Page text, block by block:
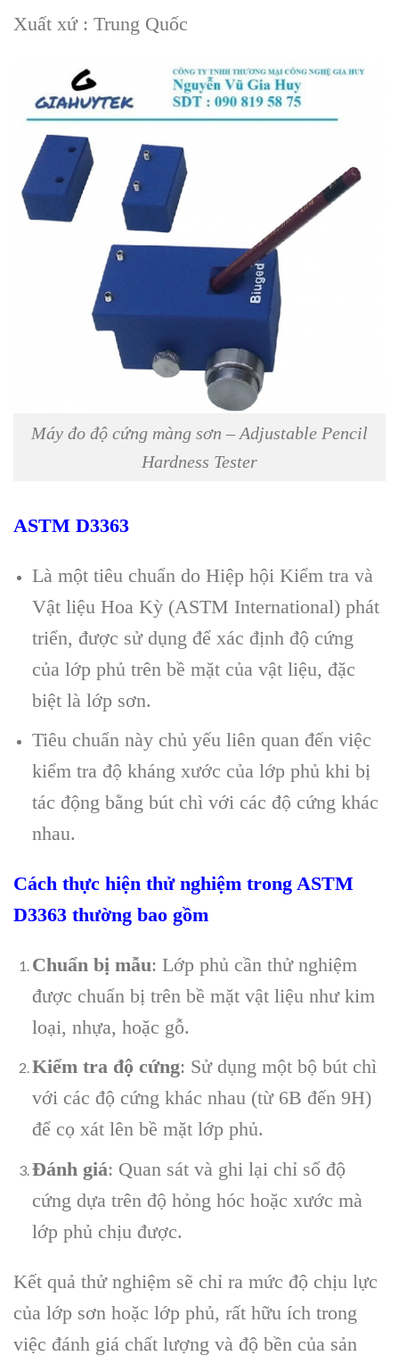
Xuất xứ : Trung Quốc
Máy đo độ cứng màng sơn – Adjustable Pencil
Hardness Tester
ASTM D3363
Là một tiêu chuẩn do Hiệp hội Kiểm tra và
Vật liệu Hoa Kỳ (ASTM International) phát
triển, được sử dụng để xác định độ cứng
của lớp phủ trên bề mặt của vật liệu, đặc
biệt là lớp sơn.
Tiêu chuẩn này chủ yếu liên quan đến việc
kiểm tra độ kháng xước của lớp phủ khi bị
tác động bằng bút chì với các độ cứng khác
nhau.
Cách thực hiện thử nghiệm trong ASTM
D3363 thường bao gồm
Chuẩn bị mẫu: Lớp phủ cần thử nghiệm
được chuẩn bị trên bề mặt vật liệu như kim
loại, nhựa, hoặc gỗ.
Kiểm tra độ cứng: Sử dụng một bộ bút chì
với các độ cứng khác nhau (từ 6B đến 9H)
để cọ xát lên bề mặt lớp phủ.
Đánh giá: Quan sát và ghi lại chỉ số độ
cứng dựa trên độ hỏng hóc hoặc xước mà
lớp phủ chịu được.
Kết quả thử nghiệm sẽ chỉ ra mức độ chịu lực
của lớp sơn hoặc lớp phủ, rất hữu ích trong
việc đánh giá chất lượng và độ bền của sản